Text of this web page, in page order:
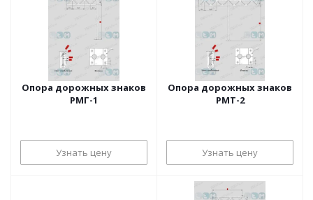
Опора дорожных знаков
РМГ-1
Узнать цену
Опора дорожных знаков
РМТ-2
Узнать цену